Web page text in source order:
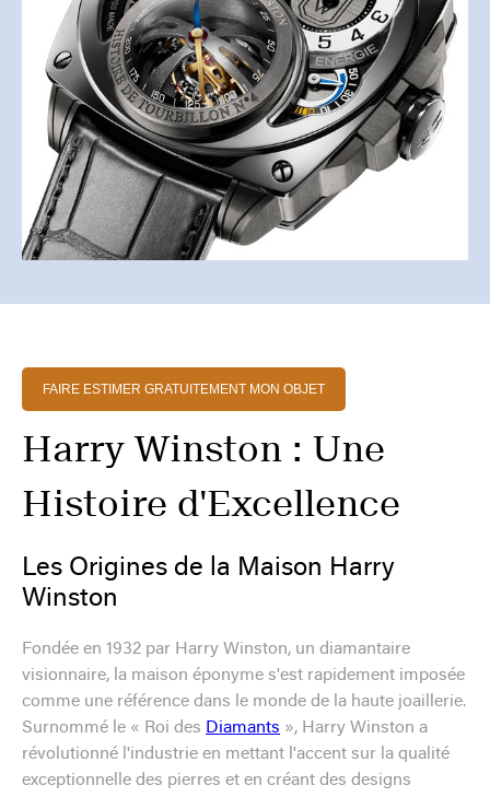
FAIRE ESTIMER GRATUITEMENT MON OBJET
Harry Winston : Une
Histoire d'Excellence
Les Origines de la Maison Harry
Winston
Fondée en 1932 par Harry Winston, un diamantaire
visionnaire, la maison éponyme s'est rapidement imposée
comme une référence dans le monde de la haute joaillerie.
Surnommé le « Roi des Diamants », Harry Winston a
révolutionné l'industrie en mettant l'accent sur la qualité
exceptionnelle des pierres et en créant des designs